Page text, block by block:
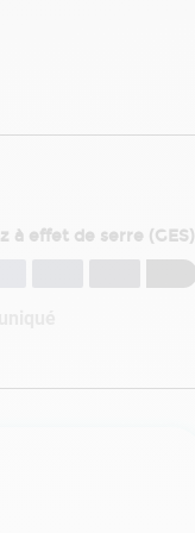
à effet de serre (GES)